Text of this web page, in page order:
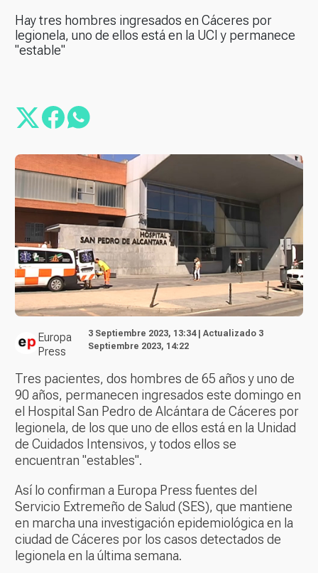
Hay tres hombres ingresados en Cáceres por
legionela, uno de ellos está en la UCI y permanece
"estable"
Europa
Press
3 Septiembre 2023, 13:34 | Actualizado 3
Septiembre 2023, 14:22
Tres pacientes, dos hombres de 65 años y uno de
90 años, permanecen ingresados este domingo en
el Hospital San Pedro de Alcántara de Cáceres por
legionela, de los que uno de ellos está en la Unidad
de Cuidados Intensivos, y todos ellos se
encuentran "estables".
Así lo confirman a Europa Press fuentes del
Servicio Extremeño de Salud (SES), que mantiene
en marcha una investigación epidemiológica en la
ciudad de Cáceres por los casos detectados de
legionela en la última semana.